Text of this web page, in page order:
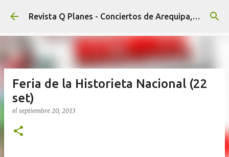
Ir al contenido principal Revista Q Planes - Conciertos de Arequipa, fiestas, eventos y Cultura
Feria de la Historieta Nacional (22
set)
el septiembre 20, 2013